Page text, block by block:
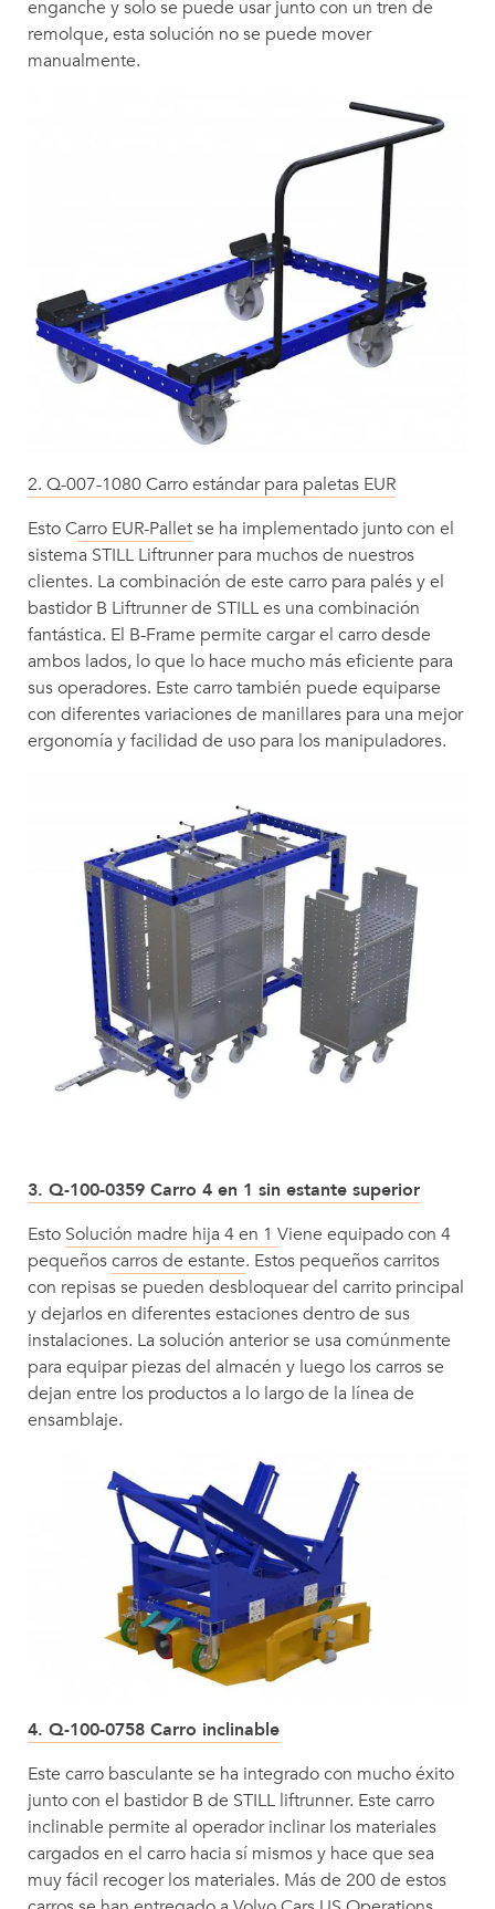
enganche y solo se puede usar junto con un tren de
remolque, esta solución no se puede mover
manualmente.
2. Q-007-1080 Carro estándar para paletas EUR
Esto Carro EUR-Palletse ha implementado junto con el
sistema STILL Liftrunner para muchos de nuestros
clientes. La combinación de este carro para palés y el
bastidor B Liftrunner de STILL es una combinación
fantástica. El B-Frame permite cargar el carro desde
ambos lados, lo que lo hace mucho más eficiente para
sus operadores. Este carro también puede equiparse
con diferentes variaciones de manillares para una mejor
ergonomía y facilidad de uso para los manipuladores.
3. Q-100-0359 Carro 4 en 1 sin estante superior
Esto Solución madre hija 4 en 1 Viene equipado con 4
pequeñoscarros de estante. Estos pequeños carritos
con repisas se pueden desbloquear del carrito principal
y dejarlos en diferentes estaciones dentro de sus
instalaciones. La solución anterior se usa comúnmente
para equipar piezas del almacén y luego los carros se
dejan entre los productos a lo largo de la línea de
ensamblaje.
4. Q-100-0758 Carro inclinable
Este carro basculante se ha integrado con mucho éxito
junto con el bastidor B de STILL liftrunner. Este carro
inclinable permite al operador inclinar los materiales
cargados en el carro hacia sí mismos y hace que sea
muy fácil recoger los materiales. Más de 200 de estos